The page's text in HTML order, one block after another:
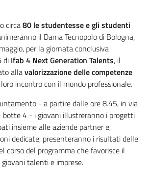
circa80 le studentesse e gli studenti
il Dama Tecnopolo di Bologna,
per la giornata conclusiva
di Ifab 4 Next Generation Talents, il
allavalorizzazione delle competenze
incontro con il mondo professionale.
- a partire dalle ore 8.45, in via
4 - i giovani illustreranno i progetti
insieme alle aziende partner e,
dedicate, presenteranno i risultati delle
corso del programma che favorisce il
talenti e imprese.